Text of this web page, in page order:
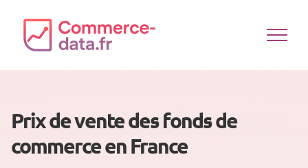
contenu
Prix de vente des fonds de
commerce en France